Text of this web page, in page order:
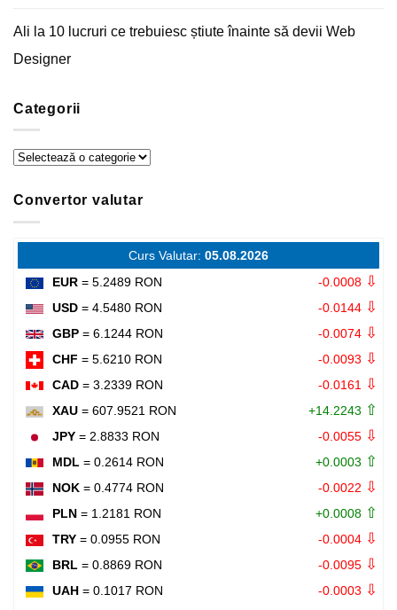
Ali la 10 lucruri ce trebuiesc știute înainte să devii Web
Designer
Categorii
Categorii
Convertor valutar
Curs Valutar: 05.08.2026
EUR = 5.2489 RON -0.0008 ⇩
USD = 4.5480 RON -0.0144 ⇩
GBP = 6.1244 RON -0.0074 ⇩
CHF = 5.6210 RON -0.0093 ⇩
CAD = 3.2339 RON -0.0161 ⇩
XAU = 607.9521 RON +14.2243 ⇧
JPY = 2.8833 RON -0.0055 ⇩
MDL = 0.2614 RON +0.0003 ⇧
NOK = 0.4774 RON -0.0022 ⇩
PLN = 1.2181 RON +0.0008 ⇧
TRY = 0.0955 RON -0.0004 ⇩
BRL = 0.8869 RON -0.0095 ⇩
UAH = 0.1017 RON -0.0003 ⇩